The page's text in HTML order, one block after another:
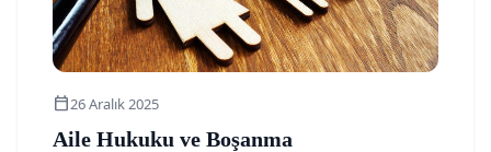
calendar_today26 Aralık 2025
Aile Hukuku ve Boşanma